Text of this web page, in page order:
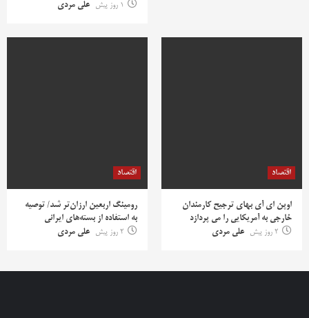
1 روز پیش
علی مردی
اقتصاد
اوپن ای آی بهای ترجیح کارمندان
خارجی به آمریکایی را می پردازد
2 روز پیش
علی مردی
اقتصاد
رومینگ اربعین ارزان‌تر شد/ توصیه
به استفاده از بسته‌های ایرانی
2 روز پیش
علی مردی